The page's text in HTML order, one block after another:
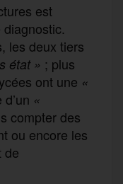
est
les deux tiers
état » ; plus
ont une «
«
compter des
ou encore les
de